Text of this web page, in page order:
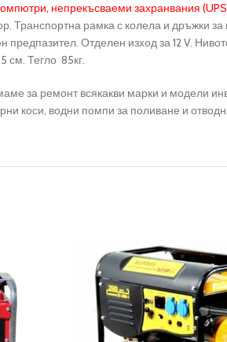
непрекъсваеми захранвания
Транспортна рамка с колела и дръжки
Отделен изход за 12 V.
см. Тегло 85кг.
за ремонт всякакви марки и модели
коси, водни помпи за поливане и